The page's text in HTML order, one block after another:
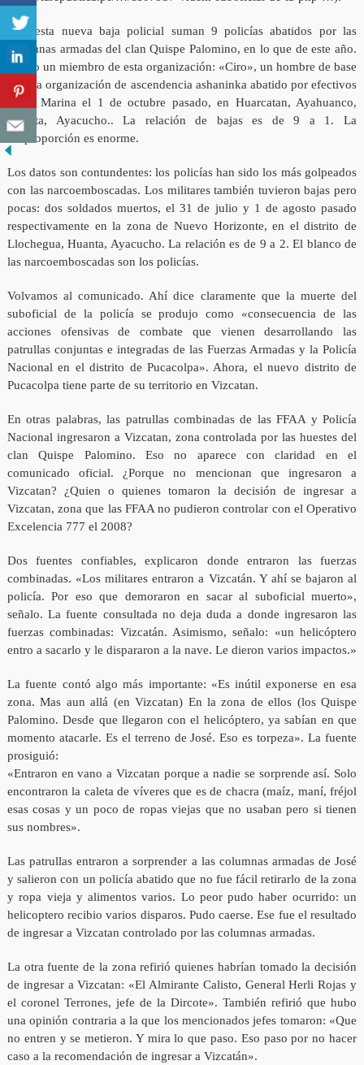
Con esta nueva baja policial suman 9 policías abatidos por las
columnas armadas del clan Quispe Palomino, en lo que de este año.
Y solo un miembro de esta organización: «Ciro», un hombre de base
de esta organización de ascendencia ashaninka abatido por efectivos
de la Marina el 1 de octubre pasado, en Huarcatan, Ayahuanco,
Huanta, Ayacucho.. La relación de bajas es de 9 a 1. La
desproporción es enorme.
Los datos son contundentes: los policías han sido los más golpeados
con las narcoemboscadas. Los militares también tuvieron bajas pero
pocas: dos soldados muertos, el 31 de julio y 1 de agosto pasado
respectivamente en la zona de Nuevo Horizonte, en el distrito de
Llochegua, Huanta, Ayacucho. La relación es de 9 a 2. El blanco de
las narcoemboscadas son los policías.
Volvamos al comunicado. Ahí dice claramente que la muerte del
suboficial de la policía se produjo como «consecuencia de las
acciones ofensivas de combate que vienen desarrollando las
patrullas conjuntas e integradas de las Fuerzas Armadas y la Policía
Nacional en el distrito de Pucacolpa». Ahora, el nuevo distrito de
Pucacolpa tiene parte de su territorio en Vizcatan.
En otras palabras, las patrullas combinadas de las FFAA y Policía
Nacional ingresaron a Vizcatan, zona controlada por las huestes del
clan Quispe Palomino. Eso no aparece con claridad en el
comunicado oficial. ¿Porque no mencionan que ingresaron a
Vizcatan? ¿Quien o quienes tomaron la decisión de ingresar a
Vizcatan, zona que las FFAA no pudieron controlar con el Operativo
Excelencia 777 el 2008?
Dos fuentes confiables, explicaron donde entraron las fuerzas
combinadas. «Los militares entraron a Vizcatán. Y ahí se bajaron al
policía. Por eso que demoraron en sacar al suboficial muerto»,
señalo. La fuente consultada no deja duda a donde ingresaron las
fuerzas combinadas: Vizcatán. Asimismo, señalo: «un helicóptero
entro a sacarlo y le dispararon a la nave. Le dieron varios impactos.»
La fuente contó algo más importante: «Es inútil exponerse en esa
zona. Mas aun allá (en Vizcatan) En la zona de ellos (los Quispe
Palomino. Desde que llegaron con el helicóptero, ya sabían en que
momento atacarle. Es el terreno de José. Eso es torpeza». La fuente
prosiguió:
«Entraron en vano a Vizcatan porque a nadie se sorprende así. Solo
encontraron la caleta de víveres que es de chacra (maíz, maní, fréjol
esas cosas y un poco de ropas viejas que no usaban pero si tienen
sus nombres».
Las patrullas entraron a sorprender a las columnas armadas de José
y salieron con un policía abatido que no fue fácil retirarlo de la zona
y ropa vieja y alimentos varios. Lo peor pudo haber ocurrido: un
helicoptero recibio varios disparos. Pudo caerse. Ese fue el resultado
de ingresar a Vizcatan controlado por las columnas armadas.
La otra fuente de la zona refirió quienes habrían tomado la decisión
de ingresar a Vizcatan: «El Almirante Calisto, General Herli Rojas y
el coronel Terrones, jefe de la Dircote». También refirió que hubo
una opinión contraria a la que los mencionados jefes tomaron: «Que
no entren y se metieron. Y mira lo que paso. Eso paso por no hacer
caso a la recomendación de ingresar a Vizcatán».